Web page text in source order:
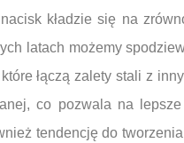
kładzie się na
latach możemy
łączą zalety stali z
co pozwala na
tendencję do